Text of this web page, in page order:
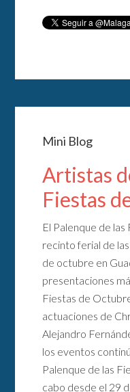
Mini Blog
Artistas
Fiestas
El Palenque de
recinto ferial de
de octubre en
presentaciones
Fiestas de
actuaciones de
Alejandro
los eventos
Palenque de las
cabo desde el 29